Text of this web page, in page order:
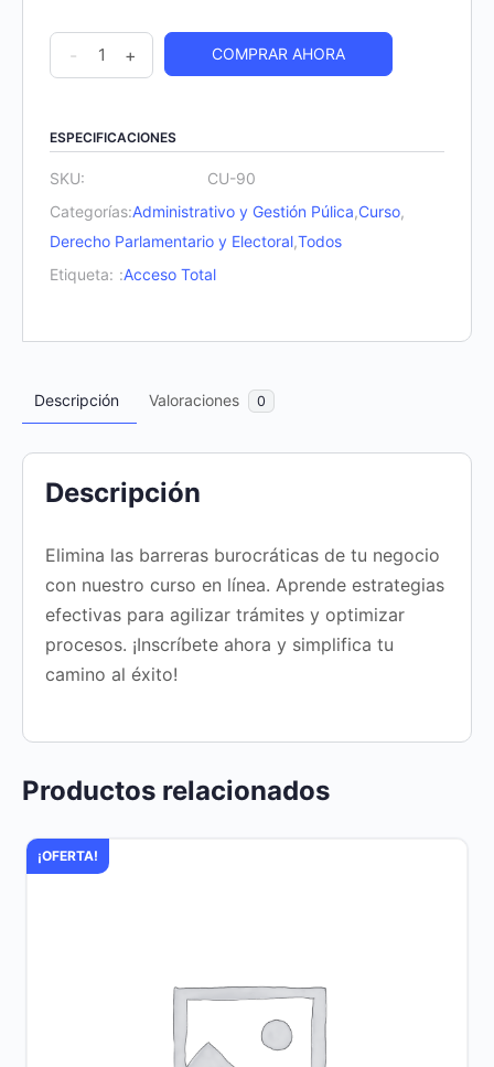
Curso
en
de
cantidad
- + COMPRAR AHORA
ESPECIFICACIONES
SKU:
CU-90
Categorías:Administrativo y Gestión Púlica,Curso,
Derecho Parlamentario y Electoral,Todos
Etiqueta: :Acceso Total
Descripción Valoraciones 0
Descripción
Elimina las barreras burocráticas de tu negocio
con nuestro curso en línea. Aprende estrategias
efectivas para agilizar trámites y optimizar
procesos. ¡Inscríbete ahora y simplifica tu
camino al éxito!
Productos relacionados
¡OFERTA!